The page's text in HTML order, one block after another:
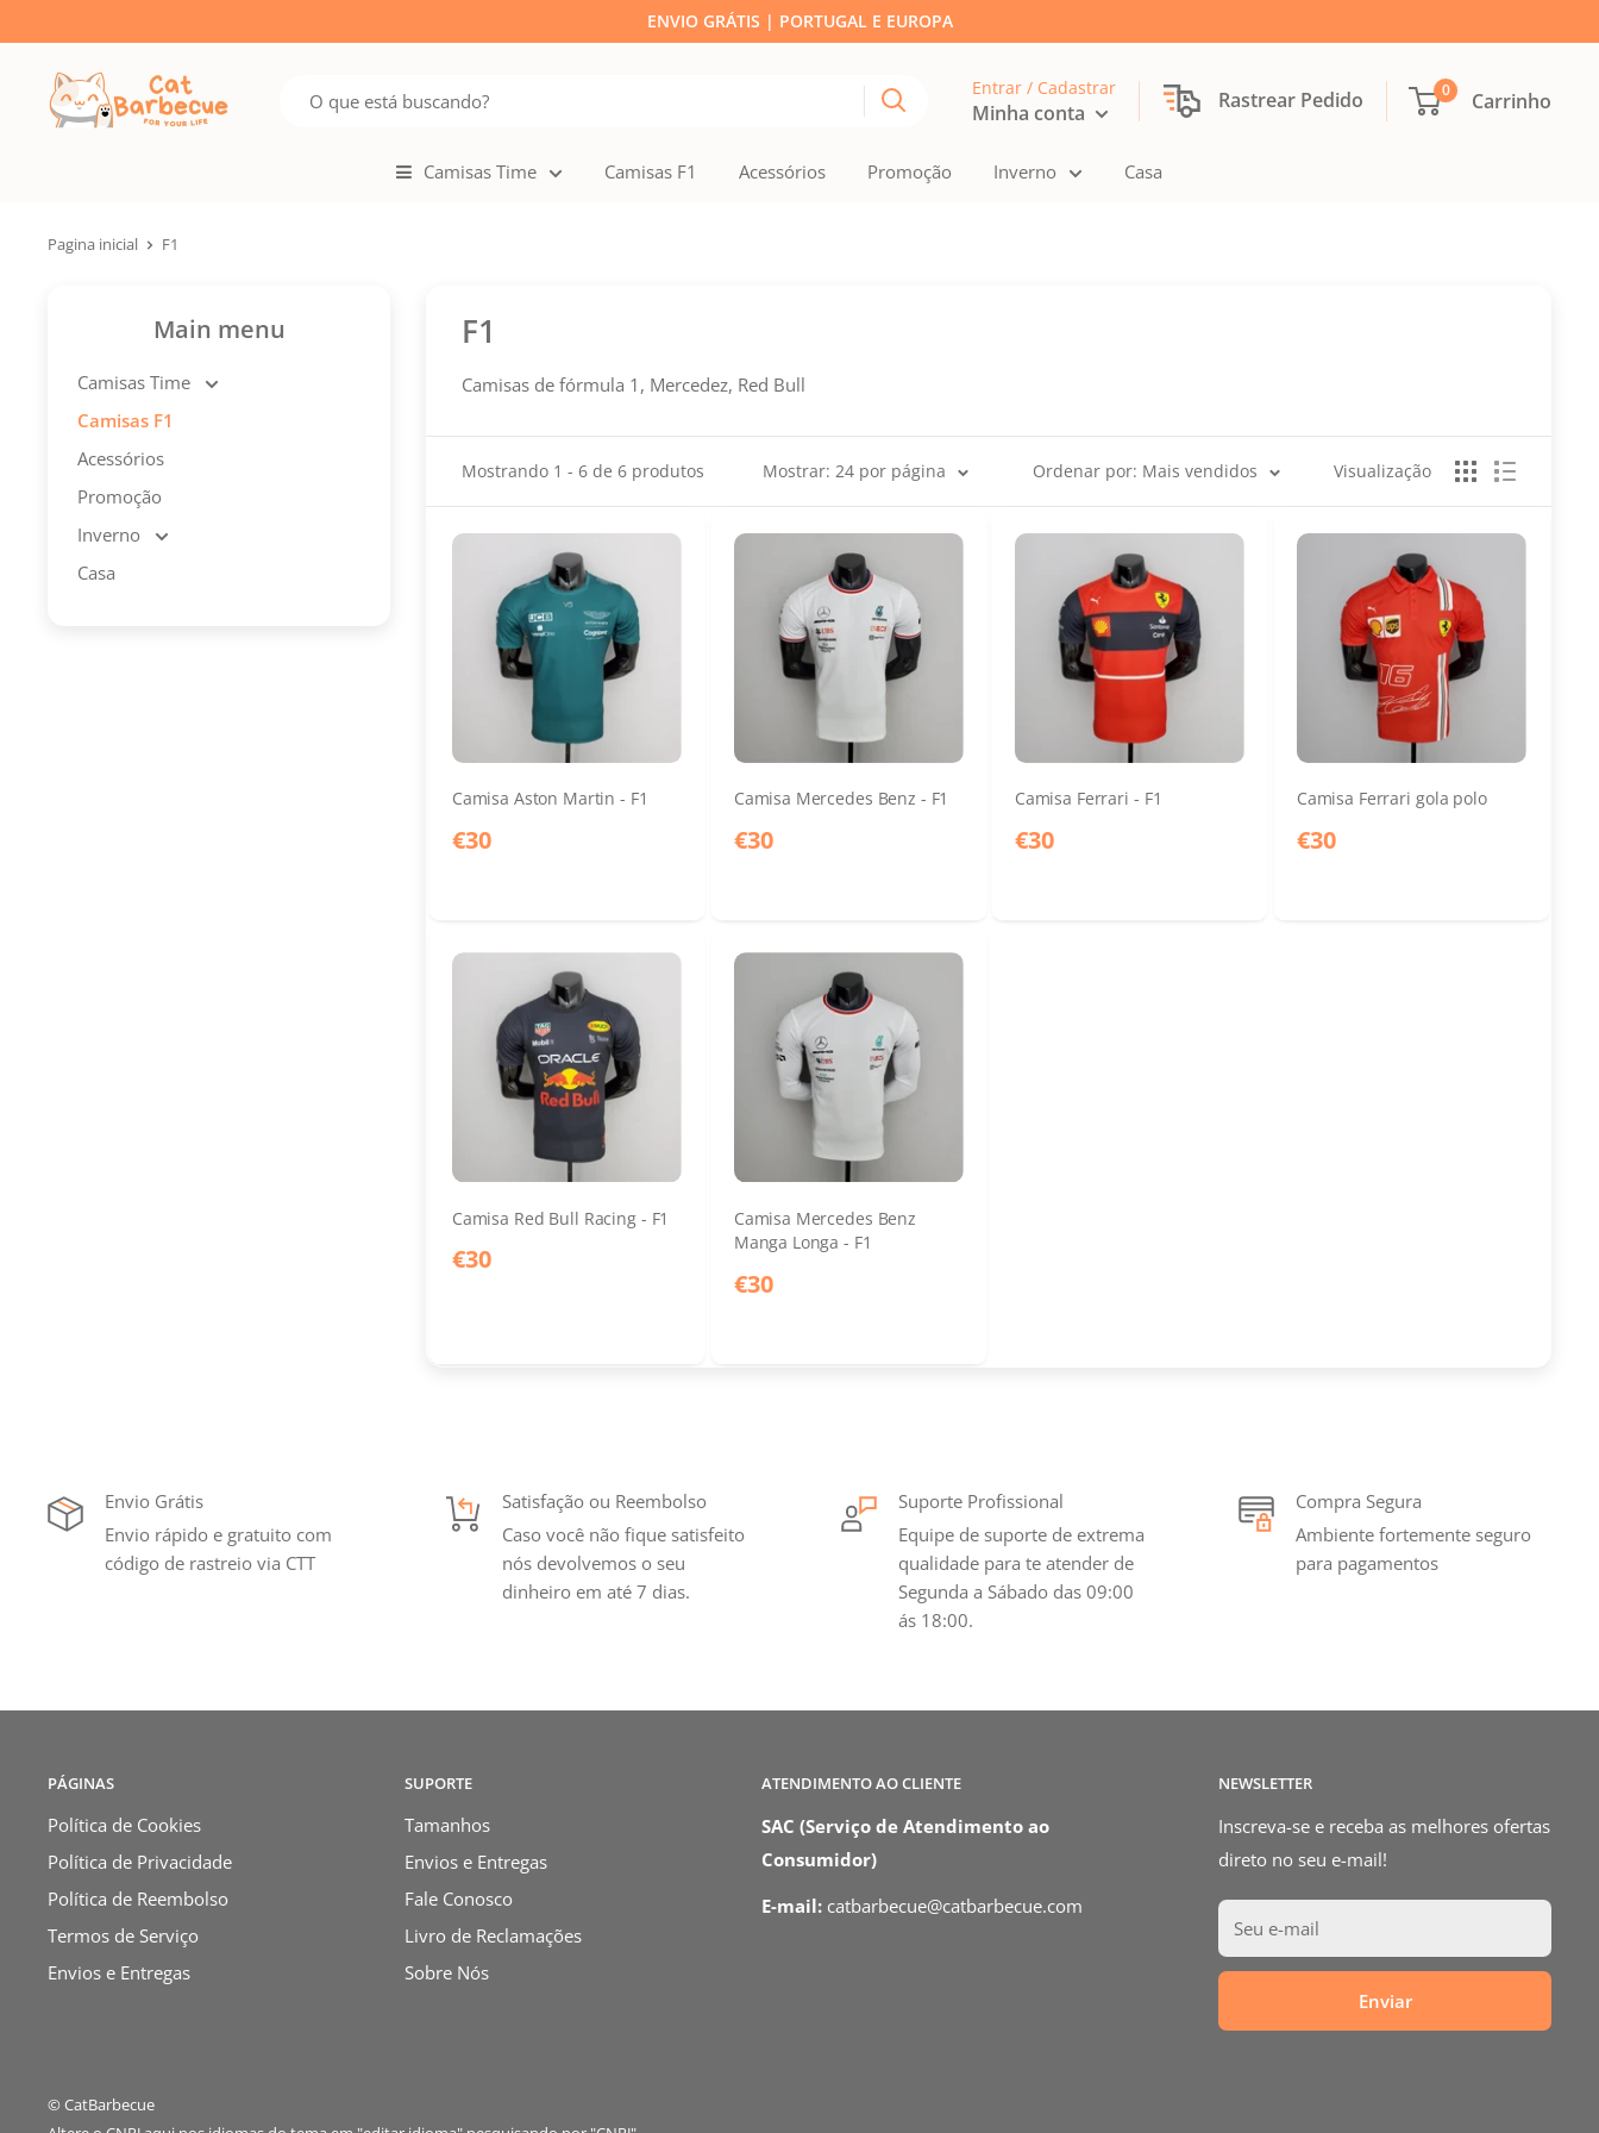
ENVIO GRÁTIS | PORTUGAL E EUROPA
Entrar / Cadastrar
Minha conta Rastrear Pedido 0 Carrinho
Camisas Time Camisas F1 Acessórios Promoção Inverno Casa
Pagina inicial F1
Main menu
Camisas Time
Camisas F1
Acessórios
Promoção
Inverno
Casa
F1
Camisas de fórmula 1, Mercedez, Red Bull
Mostrando 1 - 6 de 6 produtos Mostrar: 24 por página Ordenar por: Mais vendidos Visualização
Camisa Aston Martin - F1
€30
Camisa Mercedes Benz - F1
€30
Camisa Ferrari - F1
€30
Camisa Ferrari gola polo
€30
Camisa Red Bull Racing - F1
€30
Camisa Mercedes Benz
Manga Longa - F1
€30
Envio Grátis
Envio rápido e gratuito com
código de rastreio via CTT
Satisfação ou Reembolso
Caso você não fique satisfeito
nós devolvemos o seu
dinheiro em até 7 dias.
Suporte Profissional
Equipe de suporte de extrema
qualidade para te atender de
Segunda a Sábado das 09:00
ás 18:00.
Compra Segura
Ambiente fortemente seguro
para pagamentos
PÁGINAS
Política de Cookies
Política de Privacidade
Política de Reembolso
Termos de Serviço
Envios e Entregas
SUPORTE
Tamanhos
Envios e Entregas
Fale Conosco
Livro de Reclamações
Sobre Nós
ATENDIMENTO AO CLIENTE
SAC (Serviço de Atendimento ao
Consumidor)
E-mail: catbarbecue@catbarbecue.com
NEWSLETTER
Inscreva-se e receba as melhores ofertas
direto no seu e-mail!
Seu e-mail
Enviar
© CatBarbecue